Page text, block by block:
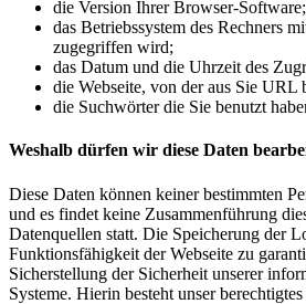
die Version Ihrer Browser-Software;
das Betriebssystem des Rechners
zugegriffen wird;
das Datum und die Uhrzeit des
die Webseite, von der aus Sie URL
die Suchwörter die Sie benutzt
Weshalb dürfen wir diese Daten
Diese Daten können keiner bestimmten
und es findet keine Zusammenführung
Datenquellen statt. Die Speicherung der
Funktionsfähigkeit der Webseite zu
Sicherstellung der Sicherheit unserer
Systeme. Hierin besteht unser berechtigtes